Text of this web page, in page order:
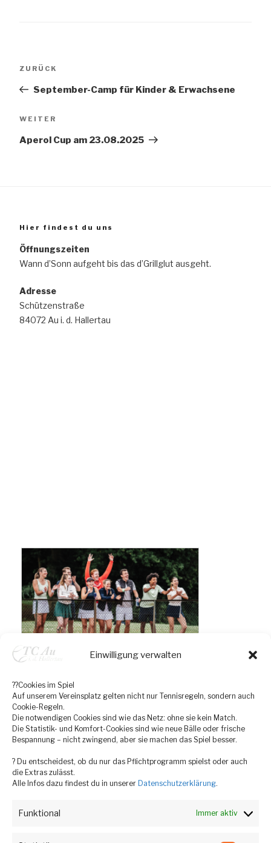
Einwilligung verwalten
??Cookies im Spiel
Auf unserem Vereinsplatz gelten nicht nur Tennisregeln, sondern auch
Cookie-Regeln.
Die notwendigen Cookies sind wie das Netz: ohne sie kein Match.
Die Statistik- und Komfort-Cookies sind wie neue Bälle oder frische
Bespannung – nicht zwingend, aber sie machen das Spiel besser.
? Du entscheidest, ob du nur das Pflichtprogramm spielst oder auch
die Extras zulässt.
Alle Infos dazu findest du in unserer Datenschutzerklärung.
Funktional Immer aktiv
Vorheriger
ZURÜCK
September-Camp für Kinder & Erwachsene
Nächster
WEITER
Aperol Cup am 23.08.2025
Hier findest du uns
Öffnungszeiten
Wann d’Sonn aufgeht bis das d’Grillglut ausgeht.
Adresse
Schützenstraße
84072 Au i. d. Hallertau